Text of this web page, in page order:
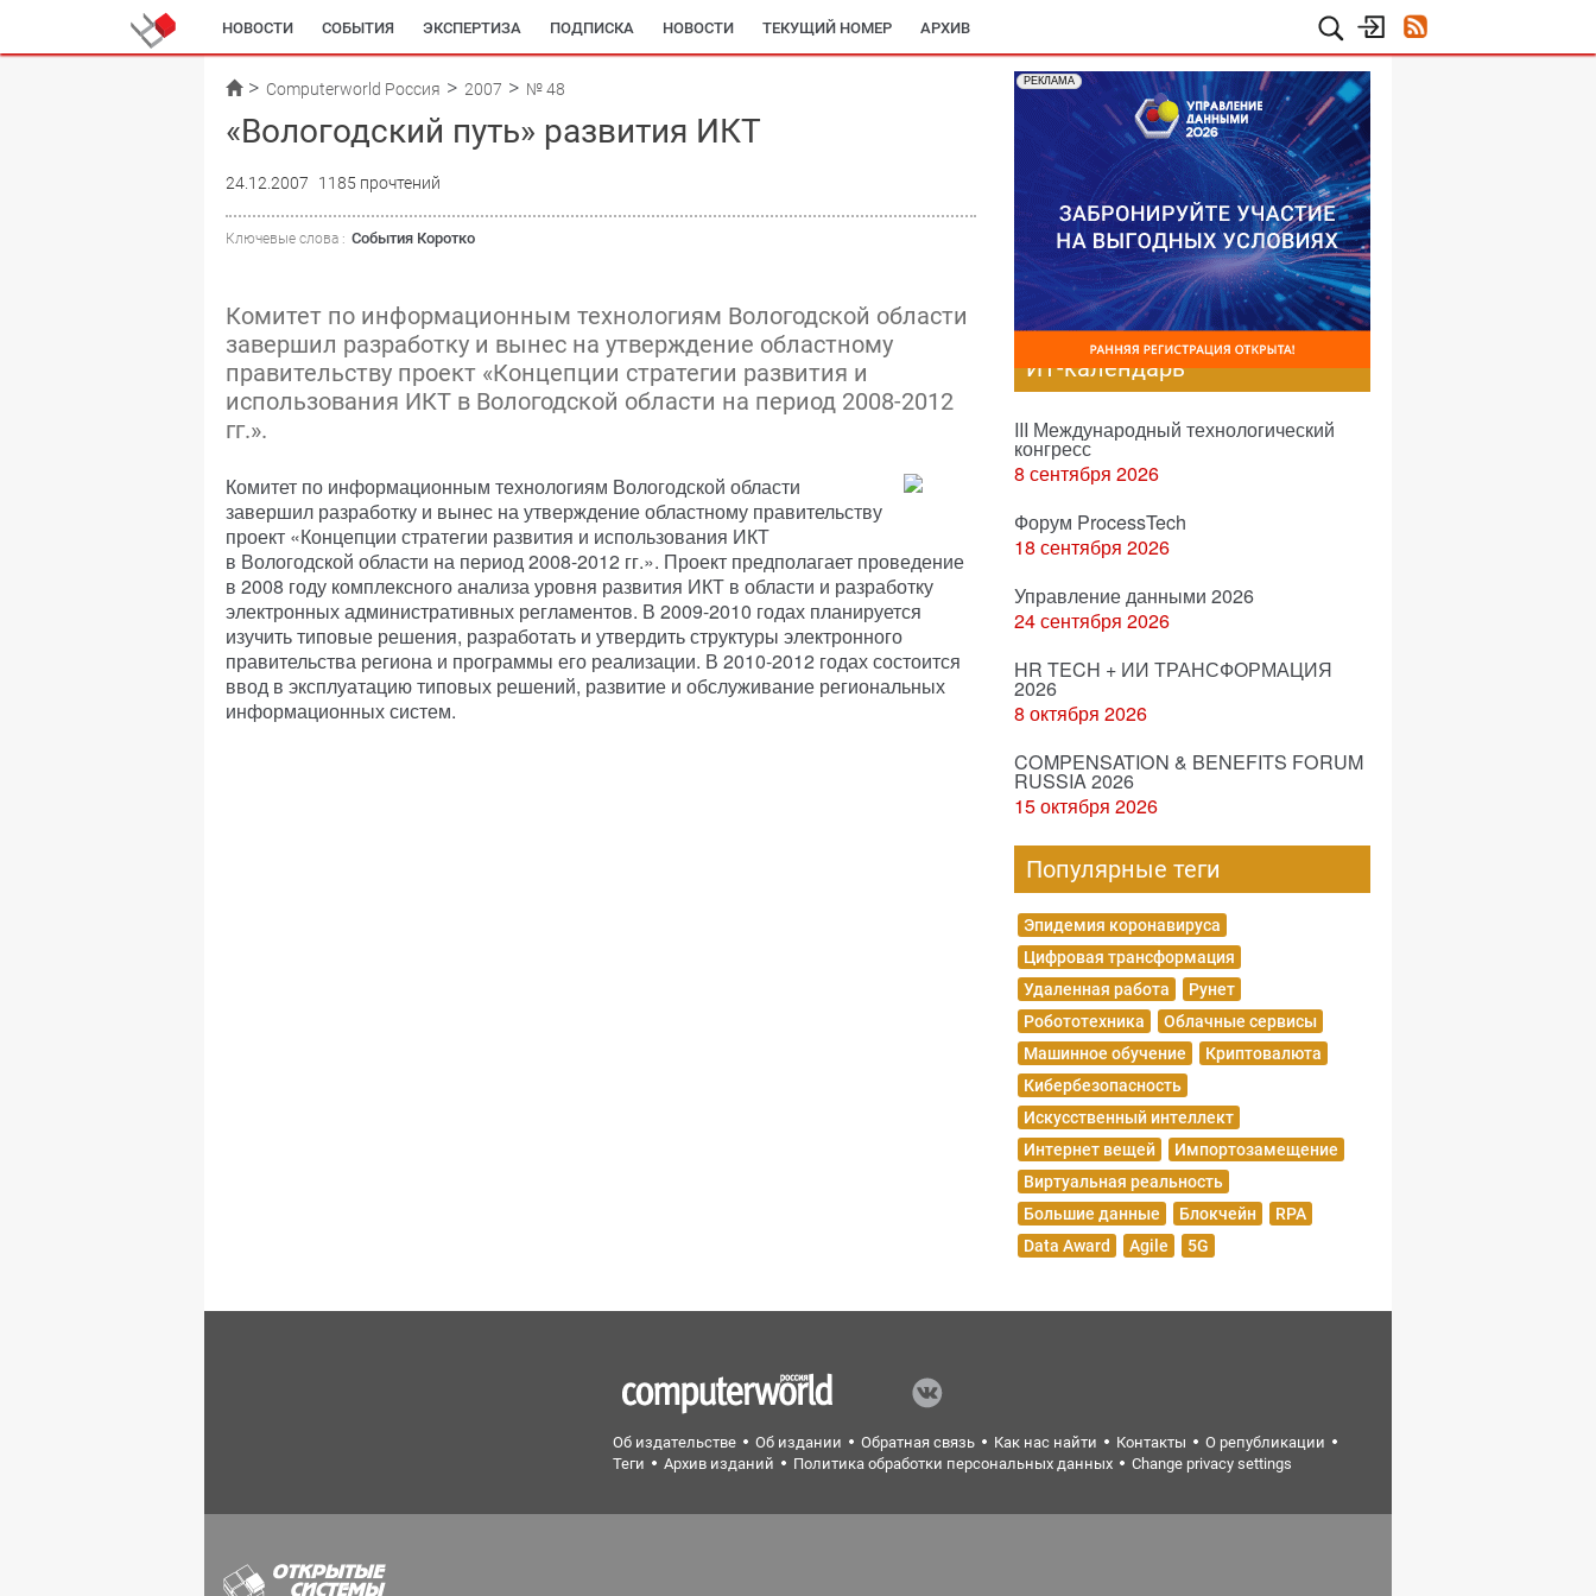
НОВОСТИ СОБЫТИЯ ЭКСПЕРТИЗА ПОДПИСКА НОВОСТИ ТЕКУЩИЙ НОМЕР АРХИВ
Computerworld Россия 2007 № 48
«Вологодский путь» развития ИКТ
24.12.2007 1185 прочтений
Ключевые слова : События Коротко
Комитет по информационным технологиям Вологодской области
завершил разработку и вынес на утверждение областному
правительству проект «Концепции стратегии развития и
использования ИКТ в Вологодской области на период 2008-2012
гг.».
Комитет по информационным технологиям Вологодской области
завершил разработку и вынес на утверждение областному правительству
проект «Концепции стратегии развития и использования ИКТ
в Вологодской области на период 2008-2012 гг.». Проект предполагает проведение
в 2008 году комплексного анализа уровня развития ИКТ в области и разработку
электронных административных регламентов. В 2009-2010 годах планируется
изучить типовые решения, разработать и утвердить структуры электронного
правительства региона и программы его реализации. В 2010-2012 годах состоится
ввод в эксплуатацию типовых решений, развитие и обслуживание региональных
информационных систем.
РЕКЛАМА
ИТ-календарь
III Международный технологический
конгресс
8 сентября 2026
Форум ProcessTech
18 сентября 2026
Управление данными 2026
24 сентября 2026
HR TECH + ИИ ТРАНСФОРМАЦИЯ
2026
8 октября 2026
COMPENSATION & BENEFITS FORUM
RUSSIA 2026
15 октября 2026
Популярные теги
Эпидемия коронавируса
Цифровая трансформация
Удаленная работа
Рунет
Робототехника
Облачные сервисы
Машинное обучение
Криптовалюта
Кибербезопасность
Искусственный интеллект
Интернет вещей
Импортозамещение
Виртуальная реальность
Большие данные
Блокчейн
RPA
Data Award
Agile 5G
Об издательстве Об издании Обратная связь Как нас найти Контакты
О републикации
Теги
Архив изданий Политика обработки персональных данных Change privacy settings